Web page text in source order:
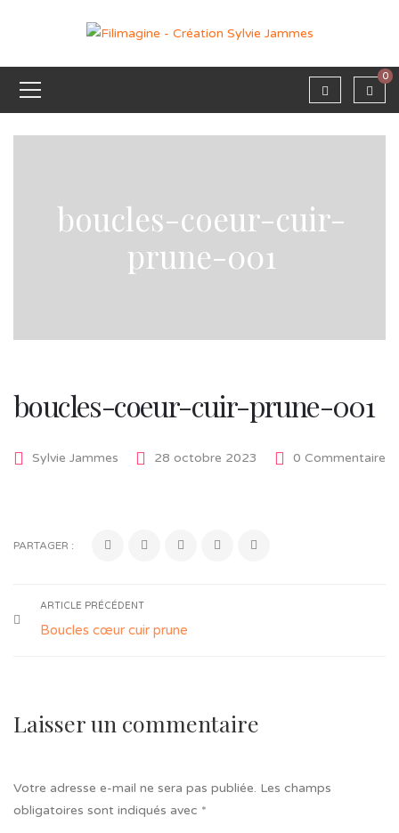
0
boucles-coeur-cuir-
prune-001
boucles-coeur-cuir-prune-001
Sylvie Jammes 28 octobre 2023 0 Commentaire
PARTAGER :
ARTICLE PRÉCÉDENT
Boucles cœur cuir prune
Laisser un commentaire
Votre adresse e-mail ne sera pas publiée. Les champs
obligatoires sont indiqués avec *